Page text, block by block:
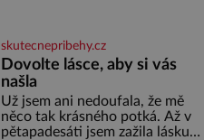
Proč má pláž takové netypické
zbarvení? Nakolik jsou pravd
skutecnepribehy.cz
Dovolte lásce, aby si vás
našla
Už jsem ani nedoufala, že mě
něco tak krásného potká. Až v
pětapadesáti jsem zažila lásku